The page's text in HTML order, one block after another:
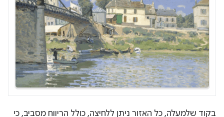
בקוד שלמעלה, כל האזור ניתן ללחיצה, כולל הריווח מסביב, כי